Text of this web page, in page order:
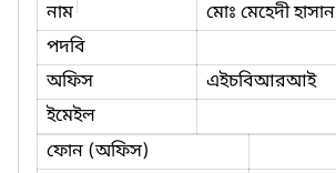
নাম
মোঃ মেহেদী হাসান
পদবি
অফিস
এইচবিআরআই
ইমেইল
ফোন (অফিস)